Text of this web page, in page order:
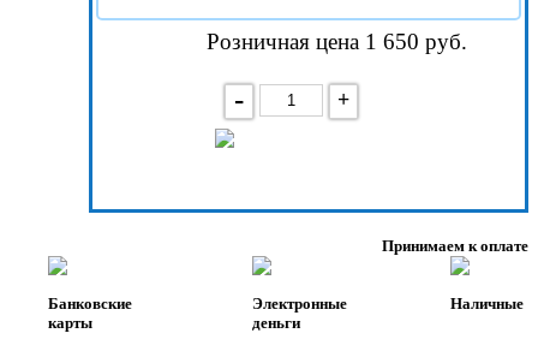
Розничная цена 1 650 руб.
- +
Принимаем к оплате
Банковские
карты
Электронные
деньги
Наличные